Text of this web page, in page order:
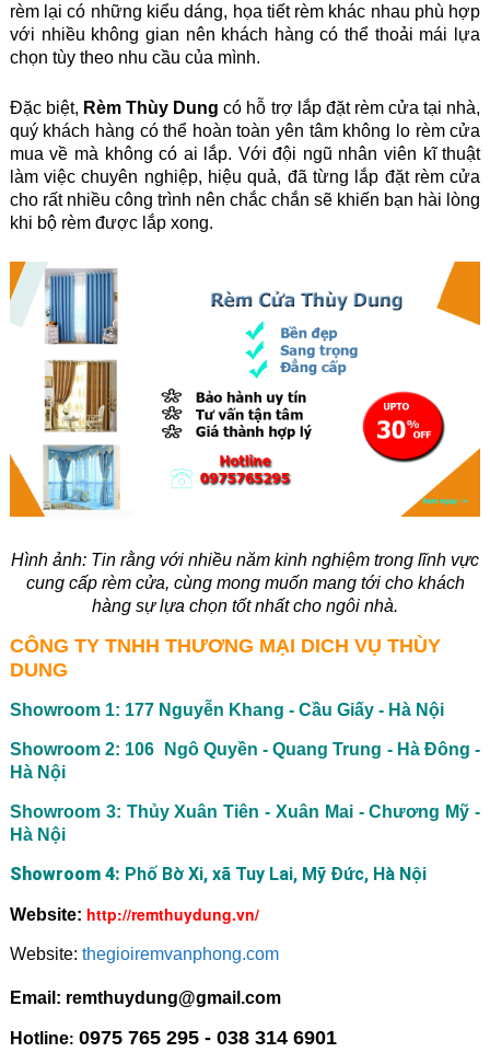
rèm lại có những kiểu dáng, họa tiết rèm khác nhau phù hợp
với nhiều không gian nên khách hàng có thể thoải mái lựa
chọn tùy theo nhu cầu của mình.
Đặc biệt, Rèm Thùy Dung có hỗ trợ lắp đặt rèm cửa tại nhà,
quý khách hàng có thể hoàn toàn yên tâm không lo rèm cửa
mua về mà không có ai lắp. Với đội ngũ nhân viên kĩ thuật
làm việc chuyên nghiệp, hiệu quả, đã từng lắp đặt rèm cửa
cho rất nhiều công trình nên chắc chắn sẽ khiến bạn hài lòng
khi bộ rèm được lắp xong.
Hình ảnh: Tin rằng với nhiều năm kinh nghiệm trong lĩnh vực
cung cấp rèm cửa, cùng mong muốn mang tới cho khách
hàng sự lựa chọn tốt nhất cho ngôi nhà.
CÔNG TY TNHH THƯƠNG MẠI DICH VỤ THÙY
DUNG
Showroom 1: 177 Nguyễn Khang - Cầu Giấy - Hà Nội
Showroom 2: 106 Ngô Quyền - Quang Trung - Hà Đông -
Hà Nội
Showroom 3: Thủy Xuân Tiên - Xuân Mai - Chương Mỹ -
Hà Nội
Showroom 4: Phố Bờ Xi, xã Tuy Lai, Mỹ Đức, Hà Nội
Website: http://remthuydung.vn/
Website: thegioiremvanphong.com
Email: remthuydung@gmail.com
Hotline: 0975 765 295 - 038 314 6901